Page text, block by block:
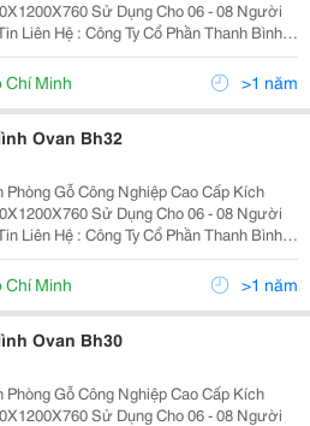
Dụng Cho 06 - 08 Người
Website : Www.thanhbinhgroup.com.vn Email...
Chí Minh >1 năm
Ovan Bh32
Gỗ Công Nghiệp Cao Cấp Kích
Dụng Cho 06 - 08 Người
Chí Minh >1 năm
Ovan Bh30
Gỗ Công Nghiệp Cao Cấp Kích
Dụng Cho 06 - 08 Người